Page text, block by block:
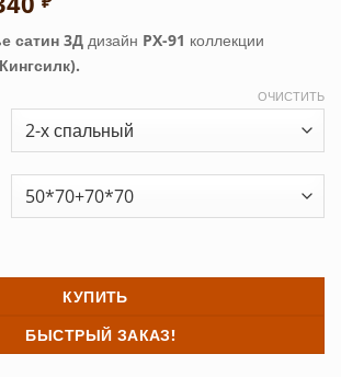
4,130 ₽
–
сатин 3Д дизайн PX-91 коллекции
ОЧИСТИТЬ
КУПИТЬ
БЫСТРЫЙ ЗАКАЗ!